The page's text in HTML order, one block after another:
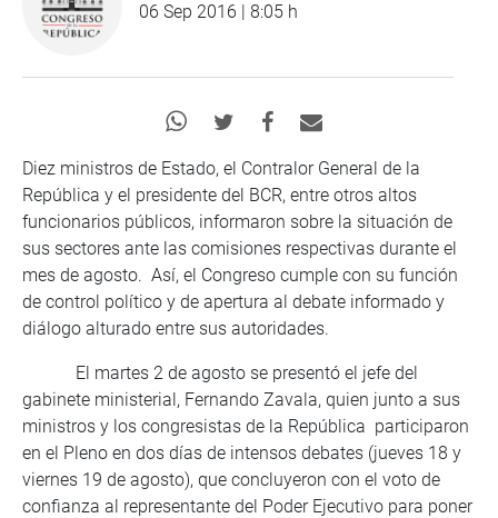
06 Sep 2016 | 8:05 h
Diez ministros de Estado, el Contralor General de la
República y el presidente del BCR, entre otros altos
funcionarios públicos, informaron sobre la situación de
sus sectores ante las comisiones respectivas durante el
mes de agosto. Así, el Congreso cumple con su función
de control político y de apertura al debate informado y
diálogo alturado entre sus autoridades.
El martes 2 de agosto se presentó el jefe del
gabinete ministerial, Fernando Zavala, quien junto a sus
ministros y los congresistas de la República participaron
en el Pleno en dos días de intensos debates (jueves 18 y
viernes 19 de agosto), que concluyeron con el voto de
confianza al representante del Poder Ejecutivo para poner